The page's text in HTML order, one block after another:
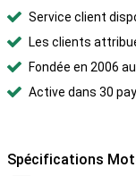
Service client
Les clients
Fondée en 2006
Active dans 30
Spécifications